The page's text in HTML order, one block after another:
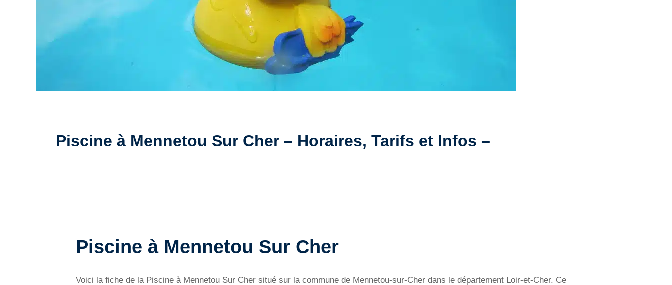
Piscine à Mennetou Sur Cher – Horaires, Tarifs et Infos –
Piscine à Mennetou Sur Cher
Voici la fiche de la Piscine à Mennetou Sur Cher situé sur la commune de Mennetou-sur-Cher dans le département Loir-et-Cher. Ce